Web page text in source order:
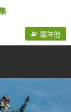
關注他